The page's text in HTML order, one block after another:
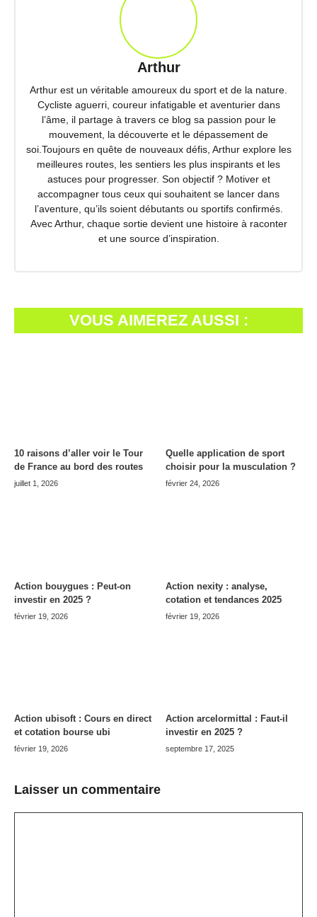
Arthur
Arthur est un véritable amoureux du sport et de la nature.
Cycliste aguerri, coureur infatigable et aventurier dans
l’âme, il partage à travers ce blog sa passion pour le
mouvement, la découverte et le dépassement de
soi.Toujours en quête de nouveaux défis, Arthur explore les
meilleures routes, les sentiers les plus inspirants et les
astuces pour progresser. Son objectif ? Motiver et
accompagner tous ceux qui souhaitent se lancer dans
l’aventure, qu’ils soient débutants ou sportifs confirmés.
Avec Arthur, chaque sortie devient une histoire à raconter
et une source d’inspiration.
VOUS AIMEREZ AUSSI :
10 raisons d’aller voir le Tour
de France au bord des routes
juillet 1, 2026
Quelle application de sport
choisir pour la musculation ?
février 24, 2026
Action bouygues : Peut-on
investir en 2025 ?
février 19, 2026
Action nexity : analyse,
cotation et tendances 2025
février 19, 2026
Action ubisoft : Cours en direct
et cotation bourse ubi
février 19, 2026
Action arcelormittal : Faut-il
investir en 2025 ?
septembre 17, 2025
Laisser un commentaire